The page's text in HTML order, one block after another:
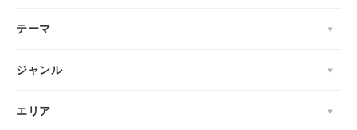
テーマ
ジャンル
エリア